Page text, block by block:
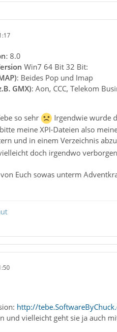
: 8.0
Win7 64 Bit 32 Bit:
: Beides Pop und Imap
GMX): Aon, CCC, Telekom
so sehr
Irgendwie wurde
meine XPI-Dateien also
und in einem Verzeichnis
doch irgendwo
Euch sowas unterm
http://
und vielleicht geht sie ja auch